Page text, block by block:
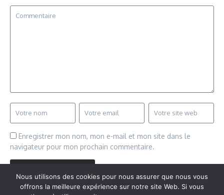
Enregistrer mon nom, mon e-mail et mon site dans le
navigateur pour mon prochain commentaire.
Nous utilisons des cookies pour nous assurer que nous vous
offrons la meilleure expérience sur notre site Web. Si vous